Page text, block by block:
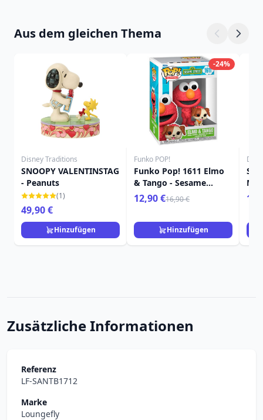
Aus dem gleichen Thema
Disney Traditions
SNOOPY VALENTINSTAG
- Peanuts
(1)
49,90 €
Hinzufügen
-24%
Funko POP!
Funko Pop! 1611 Elmo
& Tango - Sesame
Street
12,90 €16,90 €
Hinzufügen
Zusätzliche Informationen
Referenz
LF-SANTB1712
Marke
Loungefly